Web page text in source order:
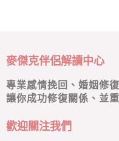
麥傑克伴侶解讀中心
專業感情挽回、婚姻修
讓你成功修復關係、並
歡迎關注我們